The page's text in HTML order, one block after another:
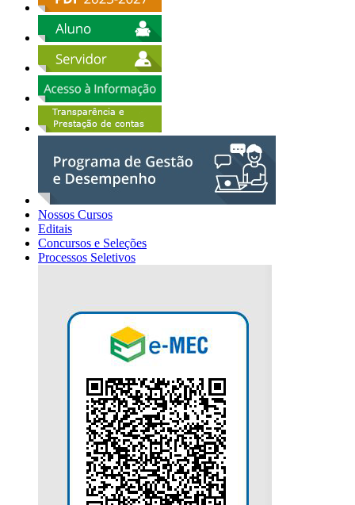
Nossos Cursos
Editais
Concursos e Seleções
Processos Seletivos